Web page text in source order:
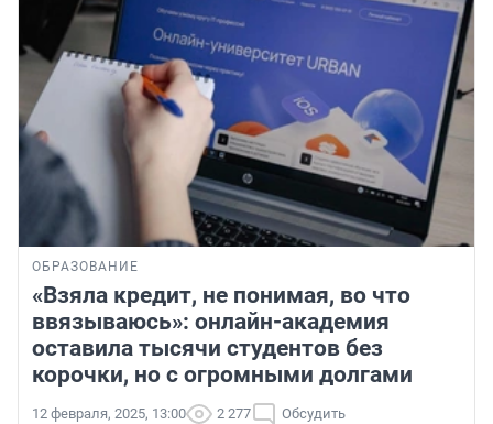
ОБРАЗОВАНИЕ
«Взяла кредит, не понимая, во что
ввязываюсь»: онлайн-академия
оставила тысячи студентов без
корочки, но с огромными долгами
12 февраля, 2025, 13:00 2 277 Обсудить